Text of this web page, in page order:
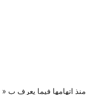
منذ اتهامها فيما يعرف ب «